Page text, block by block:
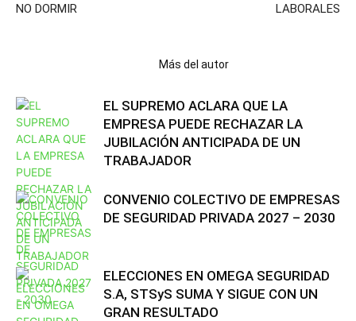
NO DORMIR
LABORALES
Más del autor
EL SUPREMO ACLARA QUE LA
EMPRESA PUEDE RECHAZAR LA
JUBILACIÓN ANTICIPADA DE UN
TRABAJADOR
CONVENIO COLECTIVO DE EMPRESAS
DE SEGURIDAD PRIVADA 2027 – 2030
ELECCIONES EN OMEGA SEGURIDAD
S.A, STSyS SUMA Y SIGUE CON UN
GRAN RESULTADO